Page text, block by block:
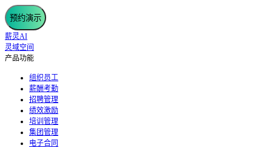
预约演示
薪灵AI
灵域空间
产品功能
组织员工
薪酬考勤
招聘管理
绩效激励
培训管理
集团管理
电子合同